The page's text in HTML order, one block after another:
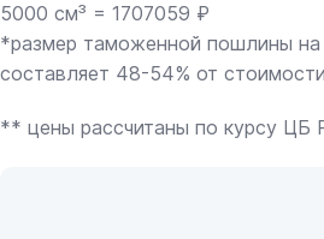
5000 см³ = 1707059 ₽
*размер таможенной пошлины
составляет 48-54% от
** цены рассчитаны по курсу ЦБ